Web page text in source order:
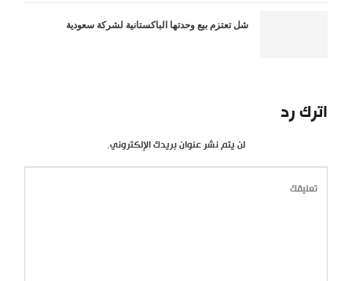
شل تعتزم بيع وحدتها الباكستانية لشركة سعودية
اترك رد
لن يتم نشر عنوان بريدك الإلكتروني.